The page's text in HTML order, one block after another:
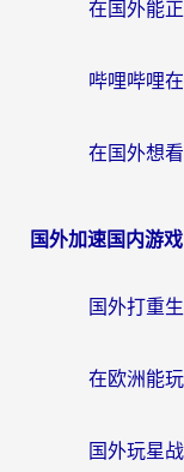
国外加速国内游戏